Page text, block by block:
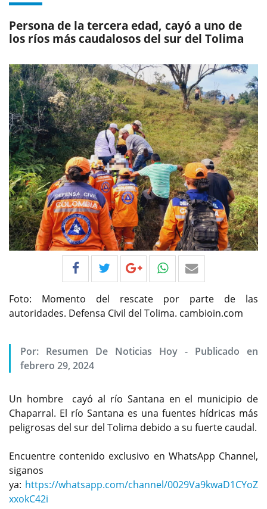
Persona de la tercera edad, cayó a uno de
los ríos más caudalosos del sur del Tolima
Foto: Momento del rescate por parte de las
autoridades. Defensa Civil del Tolima. cambioin.com
Por: Resumen De Noticias Hoy - Publicado en
febrero 29, 2024
Un hombre cayó al río Santana en el municipio de
Chaparral. El río Santana es una fuentes hídricas más
peligrosas del sur del Tolima debido a su fuerte caudal.
Encuentre contenido exclusivo en WhatsApp Channel,
siganos
ya: https://whatsapp.com/channel/0029Va9kwaD1CYoZ
xxokC42i